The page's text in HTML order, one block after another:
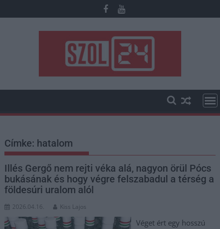
to
Címke: hatalom
Illés Gergő nem rejti véka alá, nagyon örül Pócs
bukásának és hogy végre felszabadul a térség a
földesúri uralom alól
2026.04.16. Kiss Lajos
Véget ért egy hosszú